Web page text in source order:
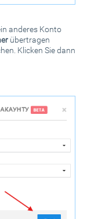
anderes Konto
übertragen
Klicken Sie dann